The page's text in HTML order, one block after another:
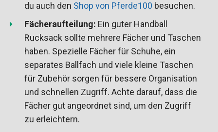
du auch den Shop von Pferde100 besuchen.
Fächeraufteilung: Ein guter Handball
Rucksack sollte mehrere Fächer und Taschen
haben. Spezielle Fächer für Schuhe, ein
separates Ballfach und viele kleine Taschen
für Zubehör sorgen für bessere Organisation
und schnellen Zugriff. Achte darauf, dass die
Fächer gut angeordnet sind, um den Zugriff
zu erleichtern.